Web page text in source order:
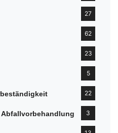
27
62
23
5
22
3